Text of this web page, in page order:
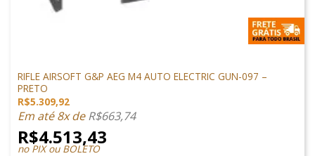
RIFLE AIRSOFT G&P AEG M4 AUTO ELECTRIC GUN-097 –
PRETO
R$5.309,92
Em até 8x deR$663,74
R$4.513,43
no PIX ou BOLETO